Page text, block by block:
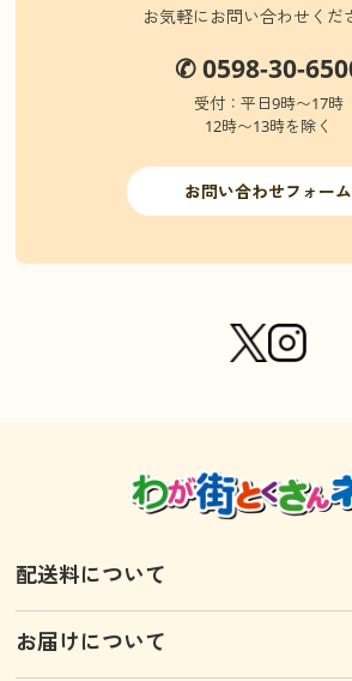
お気軽にお問い合わせくだ
✆ 0598-30-
受付：平日9時〜17時
12時〜13時を除く
お問い合わせフォーム
配送料について
お届けについて